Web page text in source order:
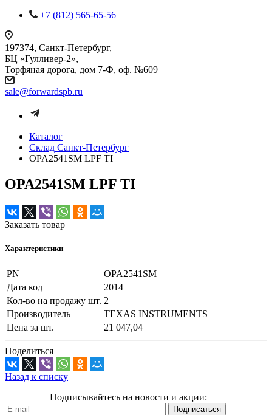
+7 (812) 565-65-56
197374, Санкт-Петербург,
БЦ «Гулливер-2»,
Торфяная дорога, дом 7-Ф, оф. №609
sale@forwardspb.ru
Каталог
Cклад Санкт-Петербург
OPA2541SM LPF TI
OPA2541SM LPF TI
Заказать товар
Характеристики
PN
OPA2541SM
Дата код
2014
Кол-во на продажу шт. 2
Производитель
TEXAS INSTRUMENTS
Цена за шт.
21 047,04
Поделиться
Назад к списку
Подписывайтесь на новости и акции: